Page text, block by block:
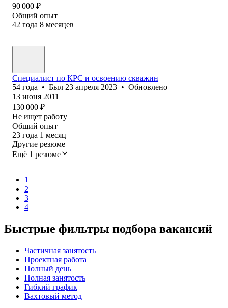
90 000 ₽
Общий опыт
42 года 8 месяцев
Специалист по КРС и освоению скважин
54 года • Был 23 апреля 2023 • Обновлено
13 июня 2011
130 000 ₽
Не ищет работу
Общий опыт
23 года 1 месяц
Другие резюме
Ещё 1 резюме
1
2
3
4
Быстрые фильтры подбора вакансий
Частичная занятость
Проектная работа
Полный день
Полная занятость
Гибкий график
Вахтовый метод